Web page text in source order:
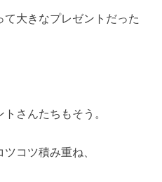
大きなプレゼントだった
さんたちもそう。
コツ積み重ね、